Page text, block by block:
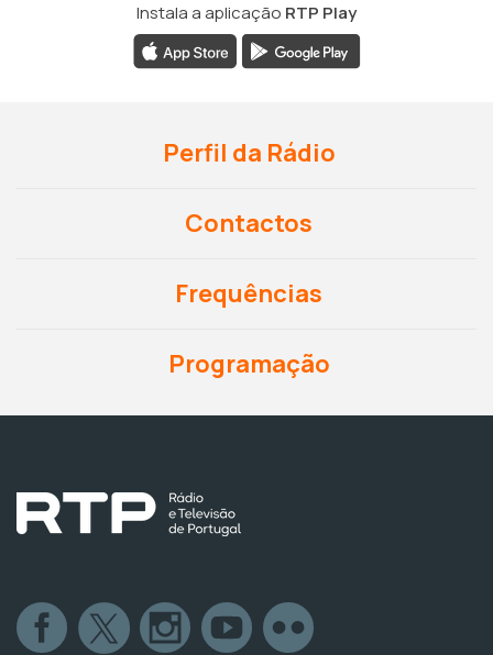
Instala a aplicação RTP Play
Perfil da Rádio
Contactos
Frequências
Programação